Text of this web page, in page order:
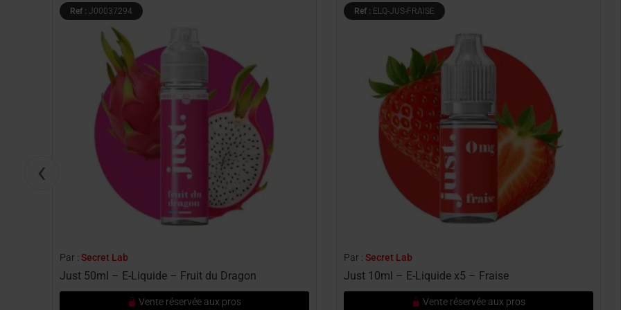
Ref : J00037294
Par : Secret Lab
Just 50ml – E-Liquide – Fruit du Dragon
Vente réservée aux pros
Ref : ELQ-JUS-FRAISE
Par : Secret Lab
Just 10ml – E-Liquide x5 – Fraise
Vente réservée aux pros
‹